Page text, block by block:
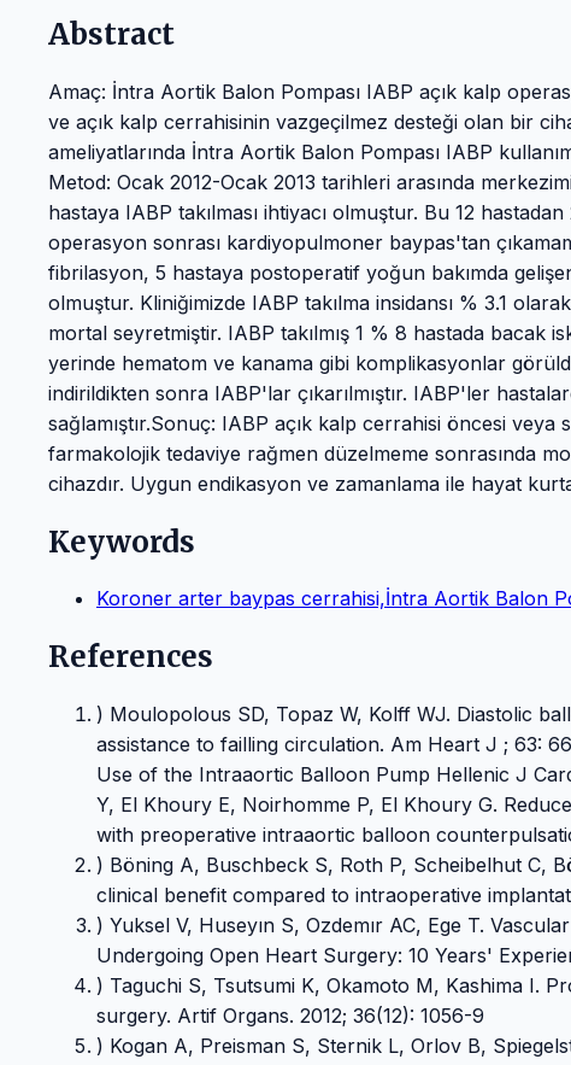
Abstract
Amaç: İntra Aortik Balon Pompası IABP açık kalp
ve açık kalp cerrahisinin vazgeçilmez desteği olan bir
ameliyatlarında İntra Aortik Balon Pompası IABP
Metod: Ocak 2012-Ocak 2013 tarihleri arasında
hastaya IABP takılması ihtiyacı olmuştur. Bu 12
operasyon sonrası kardiyopulmoner baypas'tan
fibrilasyon, 5 hastaya postoperatif yoğun bakımda
olmuştur. Kliniğimizde IABP takılma insidansı % 3.1
mortal seyretmiştir. IABP takılmış 1 % 8 hastada bacak
yerinde hematom ve kanama gibi komplikasyonlar
indirildikten sonra IABP'lar çıkarılmıştır. IABP'ler
sağlamıştır.Sonuç: IABP açık kalp cerrahisi öncesi
farmakolojik tedaviye rağmen düzelmeme sonrasında
cihazdır. Uygun endikasyon ve zamanlama ile hayat
Keywords
Koroner arter baypas cerrahisi,İntra Aortik Balon
References
) Moulopolous SD, Topaz W, Kolff WJ. Diastolic
assistance to failling circulation. Am Heart J ; 63:
Use of the Intraaortic Balloon Pump Hellenic J
Y, El Khoury E, Noirhomme P, El Khoury G.
with preoperative intraaortic balloon
) Böning A, Buschbeck S, Roth P, Scheibelhut C,
clinical benefit compared to intraoperative
) Yuksel V, Huseyın S, Ozdemır AC, Ege T.
Undergoing Open Heart Surgery: 10 Years'
) Taguchi S, Tsutsumi K, Okamoto M, Kashima I.
surgery. Artif Organs. 2012; 36(12): 1056-9
) Kogan A, Preisman S, Sternik L, Orlov B,